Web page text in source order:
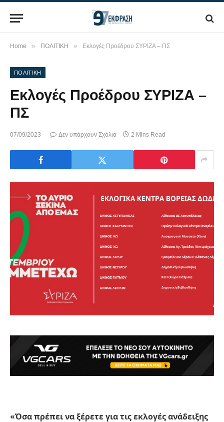
Home » ΠΟΛΙΤΙΚΗ » Εκλογές Προέδρου ΣΥΡΙΖΑ – ΠΣ
ΠΟΛΙΤΙΚΗ
Εκλογές Προέδρου ΣΥΡΙΖΑ –
ΠΣ
07/09/2023 Δεν υπάρχουν Σχόλια 2 Mins Read
«Όσα πρέπει να ξέρετε για τις εκλογές ανάδειξης